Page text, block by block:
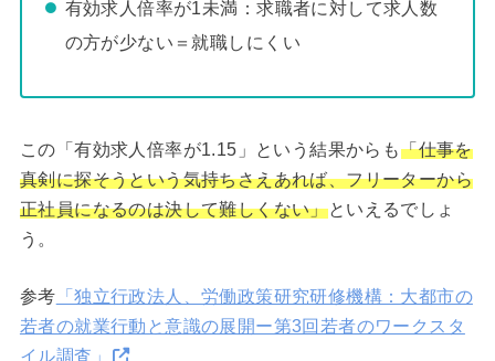
有効求人倍率が1未満：求職者に対して求人数
の方が少ない＝就職しにくい
この「有効求人倍率が1.15」という結果からも「仕事を
真剣に探そうという気持ちさえあれば、フリーターから
正社員になるのは決して難しくない」といえるでしょ
う。
参考 「独立行政法人、労働政策研究研修機構：大都市の
若者の就業行動と意識の展開ー第3回若者のワークスタ
イル調査」